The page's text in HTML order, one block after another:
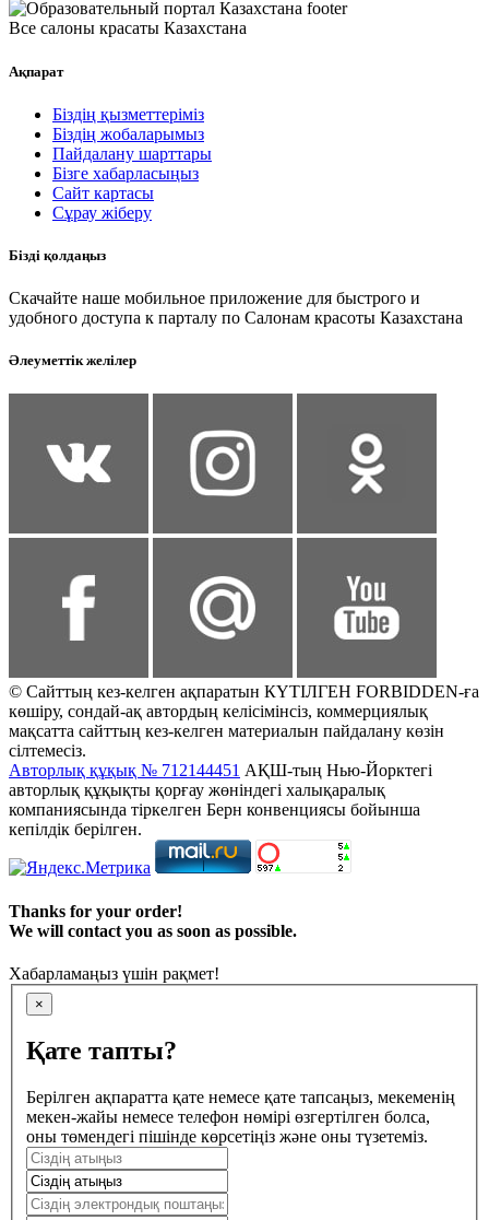
Все салоны красаты Казахстана
Ақпарат
Біздің қызметтеріміз
Біздің жобаларымыз
Пайдалану шарттары
Бізге хабарласыңыз
Сайт картасы
Сұрау жіберу
Бізді қолдаңыз
Скачайте наше мобильное приложение для быстрого и
удобного доступа к парталу по Салонам красоты Казахстана
Әлеуметтік желілер
© Сайттың кез-келген ақпаратын КҮТІЛГЕН FORBIDDEN-ға
көшіру, сондай-ақ автордың келісімінсіз, коммерциялық
мақсатта сайттың кез-келген материалын пайдалану көзін
сілтемесіз.
Авторлық құқық № 712144451 АҚШ-тың Нью-Йорктегі
авторлық құқықты қорғау жөніндегі халықаралық
компаниясында тіркелген Берн конвенциясы бойынша
кепілдік берілген.
Thanks for your order!
We will contact you as soon as possible.
Хабарламаңыз үшін рақмет!
×
Қате тапты?
Берілген ақпаратта қате немесе қате тапсаңыз, мекеменің
мекен-жайы немесе телефон нөмірі өзгертілген болса,
оны төмендегі пішінде көрсетіңіз және оны түзетеміз.